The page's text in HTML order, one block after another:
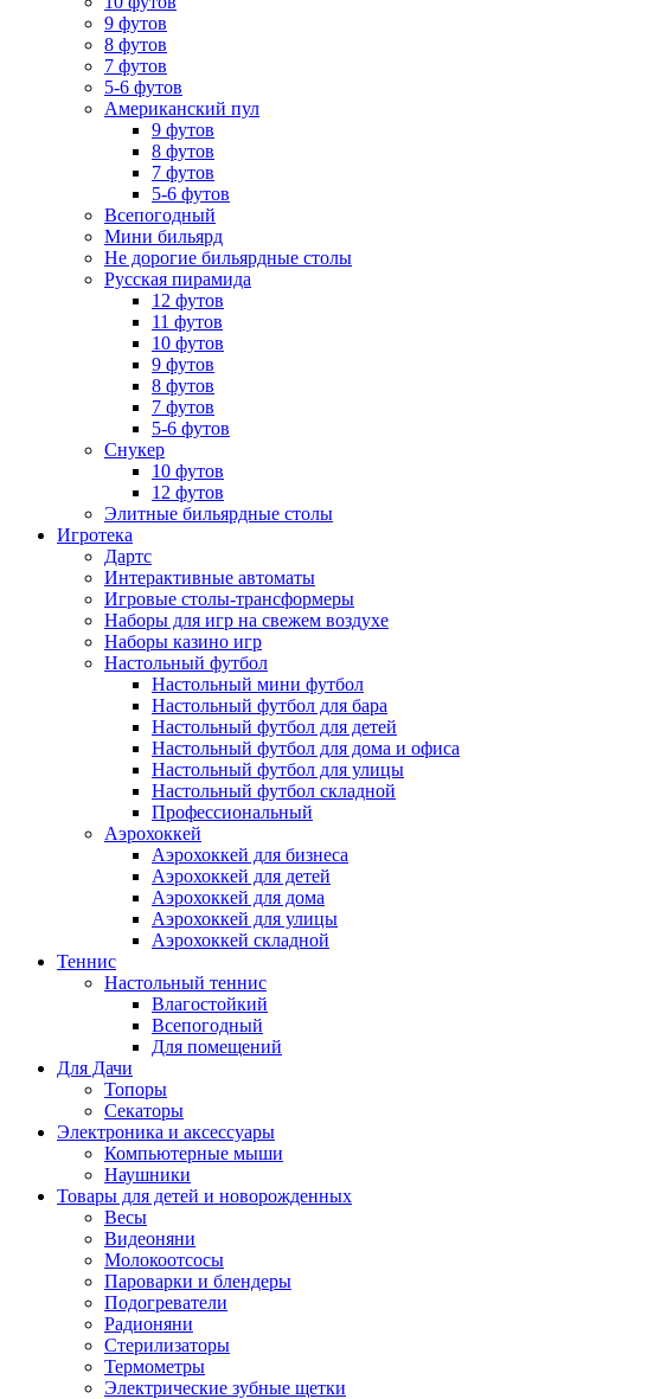
9 футов
8 футов
7 футов
5-6 футов
Американский пул
9 футов
8 футов
7 футов
5-6 футов
Всепогодный
Мини бильярд
Не дорогие бильярдные столы
Русская пирамида
12 футов
11 футов
10 футов
9 футов
8 футов
7 футов
5-6 футов
Снукер
10 футов
12 футов
Элитные бильярдные столы
Игротека
Дартс
Интерактивные автоматы
Игровые столы-трансформеры
Наборы для игр на свежем воздухе
Наборы казино игр
Настольный футбол
Настольный мини футбол
Настольный футбол для бара
Настольный футбол для детей
Настольный футбол для дома и офиса
Настольный футбол для улицы
Настольный футбол складной
Профессиональный
Аэрохоккей
Аэрохоккей для бизнеса
Аэрохоккей для детей
Аэрохоккей для дома
Аэрохоккей для улицы
Аэрохоккей складной
Теннис
Настольный теннис
Влагостойкий
Всепогодный
Для помещений
Для Дачи
Топоры
Секаторы
Электроника и аксессуары
Компьютерные мыши
Наушники
Товары для детей и новорожденных
Весы
Видеоняни
Молокоотсосы
Пароварки и блендеры
Подогреватели
Радионяни
Стерилизаторы
Термометры
Электрические зубные щетки